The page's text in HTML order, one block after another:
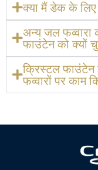
क्या मैं डेक के
अन्य जल फव्वारा
फाउंटेन को क्यों
क्रिस्टल फाउंटेन
फव्वारों पर काम